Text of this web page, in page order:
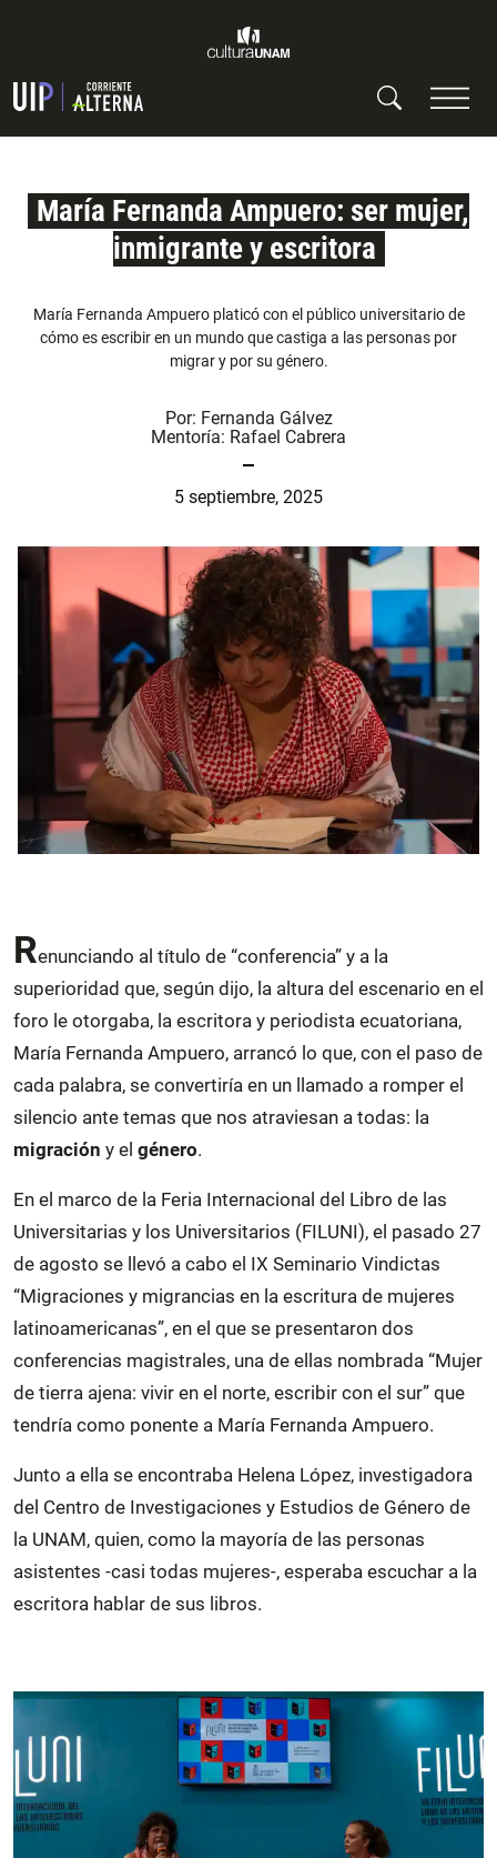
María Fernanda Ampuero: ser mujer,
inmigrante y escritora
María Fernanda Ampuero platicó con el público universitario de
cómo es escribir en un mundo que castiga a las personas por
migrar y por su género.
Por: Fernanda Gálvez
Mentoría: Rafael Cabrera
5 septiembre, 2025
Renunciando al título de “conferencia” y a la
superioridad que, según dijo, la altura del escenario en el
foro le otorgaba, la escritora y periodista ecuatoriana,
María Fernanda Ampuero, arrancó lo que, con el paso de
cada palabra, se convertiría en un llamado a romper el
silencio ante temas que nos atraviesan a todas: la
migración y el género.
En el marco de la Feria Internacional del Libro de las
Universitarias y los Universitarios (FILUNI), el pasado 27
de agosto se llevó a cabo el IX Seminario Vindictas
“Migraciones y migrancias en la escritura de mujeres
latinoamericanas”, en el que se presentaron dos
conferencias magistrales, una de ellas nombrada “Mujer
de tierra ajena: vivir en el norte, escribir con el sur” que
tendría como ponente a María Fernanda Ampuero.
Junto a ella se encontraba Helena López, investigadora
del Centro de Investigaciones y Estudios de Género de
la UNAM, quien, como la mayoría de las personas
asistentes -casi todas mujeres-, esperaba escuchar a la
escritora hablar de sus libros.